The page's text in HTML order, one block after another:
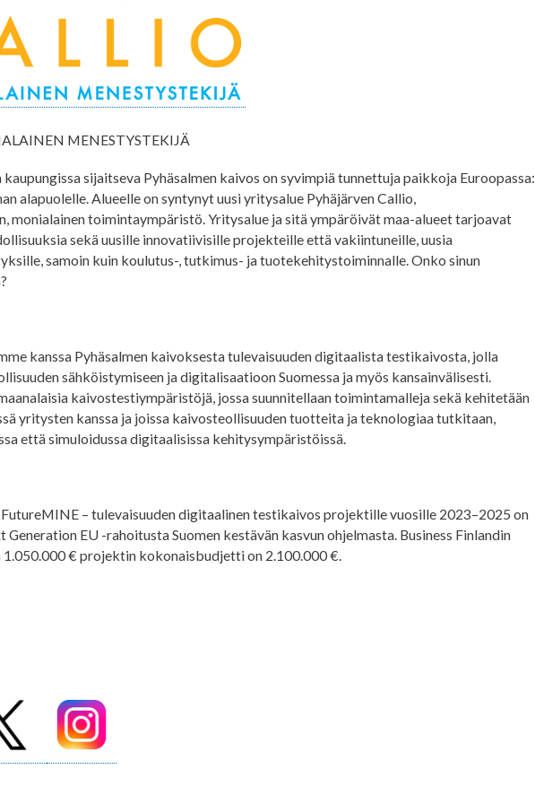
MENESTYSTEKIJÄ
sijaitseva Pyhäsalmen kaivos on syvimpiä tunnettuja paikkoja Euroopassa:
alapuolelle. Alueelle on syntynyt uusi yritysalue Pyhäjärven Callio,
monialainen toimintaympäristö. Yritysalue ja sitä ympäröivät maa-alueet tarjoavat
sekä uusille innovatiivisille projekteille että vakiintuneille, uusia
samoin kuin koulutus-, tutkimus- ja tuotekehitystoiminnalle. Onko sinun
kanssa Pyhäsalmen kaivoksesta tulevaisuuden digitaalista testikaivosta, jolla
sähköistymiseen ja digitalisaatioon Suomessa ja myös kansainvälisesti.
kaivostestiympäristöjä, jossa suunnitellaan toimintamalleja sekä kehitetään
yritysten kanssa ja joissa kaivosteollisuuden tuotteita ja teknologiaa tutkitaan,
että simuloidussa digitaalisissa kehitysympäristöissä.
– tulevaisuuden digitaalinen testikaivos projektille vuosille 2023–2025 on
EU -rahoitusta Suomen kestävän kasvun ohjelmasta. Business Finlandin
1.050.000 € projektin kokonaisbudjetti on 2.100.000 €.